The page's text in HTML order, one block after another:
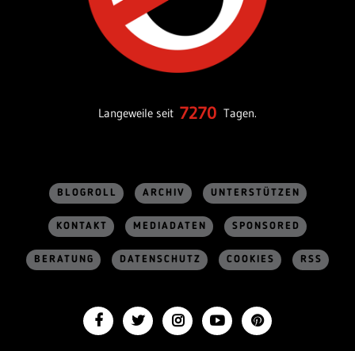
Langeweile seit 7270 Tagen.
BLOGROLL ARCHIV UNTERSTÜTZEN
KONTAKT MEDIADATEN SPONSORED
BERATUNG DATENSCHUTZ COOKIES RSS